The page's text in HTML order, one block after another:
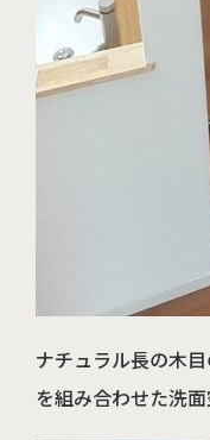
ナチュラル長の木
を組み合わせた洗面